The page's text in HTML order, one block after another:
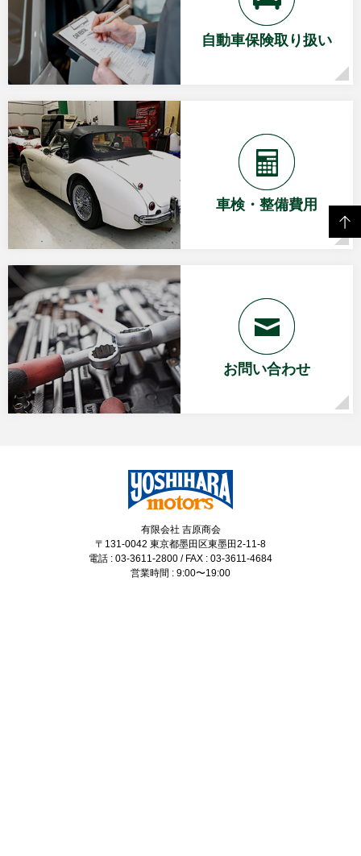
自動車保険取り扱い
車検・整備費用
お問い合わせ
有限会社 吉原商会
〒131-0042 東京都墨田区東墨田2-11-8
電話 : 03-3611-2800 / FAX : 03-3611-4684
営業時間 : 9:00〜19:00